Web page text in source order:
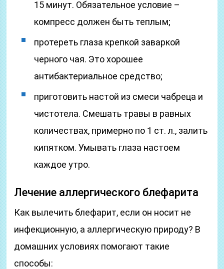
15 минут. Обязательное условие –
компресс должен быть теплым;
протереть глаза крепкой заваркой
черного чая. Это хорошее
антибактериальное средство;
приготовить настой из смеси чабреца и
чистотела. Смешать травы в равных
количествах, примерно по 1 ст. л., залить
кипятком. Умывать глаза настоем
каждое утро.
Лечение аллергического блефарита
Как вылечить блефарит, если он носит не
инфекционную, а аллергическую природу? В
домашних условиях помогают такие
способы: